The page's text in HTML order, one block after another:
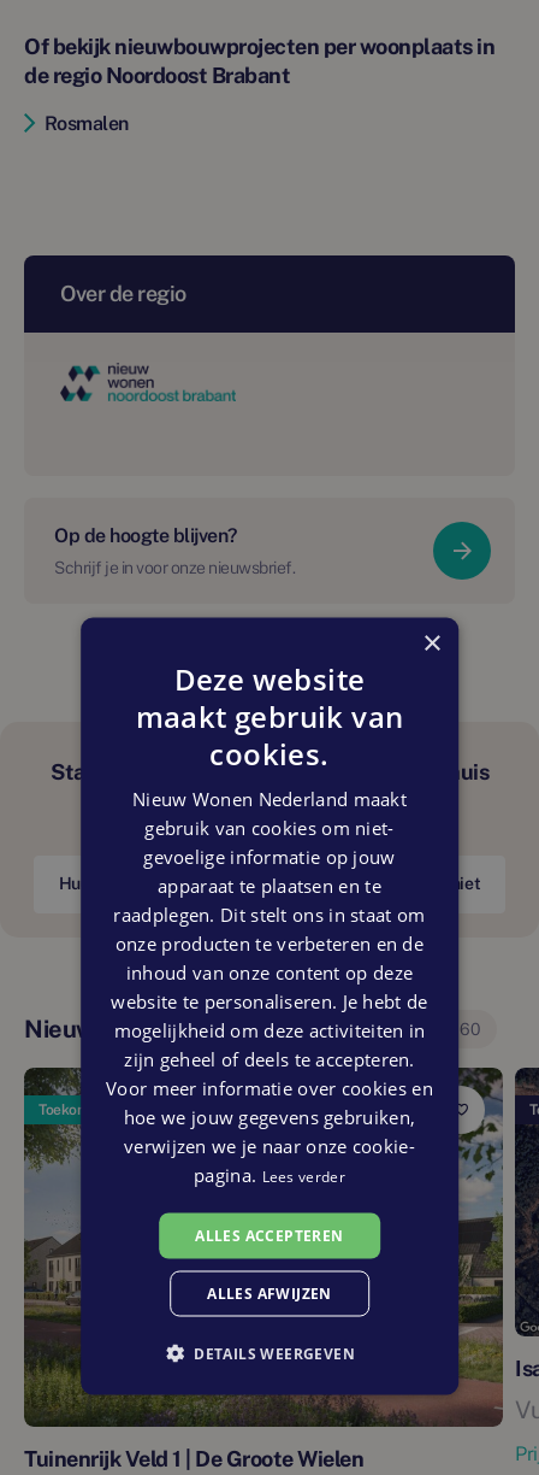
Of bekijk nieuwbouwprojecten per woonplaats in
de regio Noordoost Brabant
Rosmalen
Over de regio
Op de hoogte blijven?
Schrijf je in voor onze nieuwsbrief.
Start hier met het vinden van jouw droomhuis
Zoek je een koopwoning of huurwoning?
Huurwoning Koopwoning Weet ik nog niet
Nieuwbouwprojecten in deze regio 60
Toekomstig
Tuinenrijk Veld 1 | De Groote Wielen
×
Deze website
maakt gebruik van
cookies.
Nieuw Wonen Nederland maakt
gebruik van cookies om niet-
gevoelige informatie op jouw
apparaat te plaatsen en te
raadplegen. Dit stelt ons in staat om
onze producten te verbeteren en de
inhoud van onze content op deze
website te personaliseren. Je hebt de
mogelijkheid om deze activiteiten in
zijn geheel of deels te accepteren.
Voor meer informatie over cookies en
hoe we jouw gegevens gebruiken,
verwijzen we je naar onze cookie-
pagina. Lees verder
ALLES ACCEPTEREN
ALLES AFWIJZEN
DETAILS WEERGEVEN